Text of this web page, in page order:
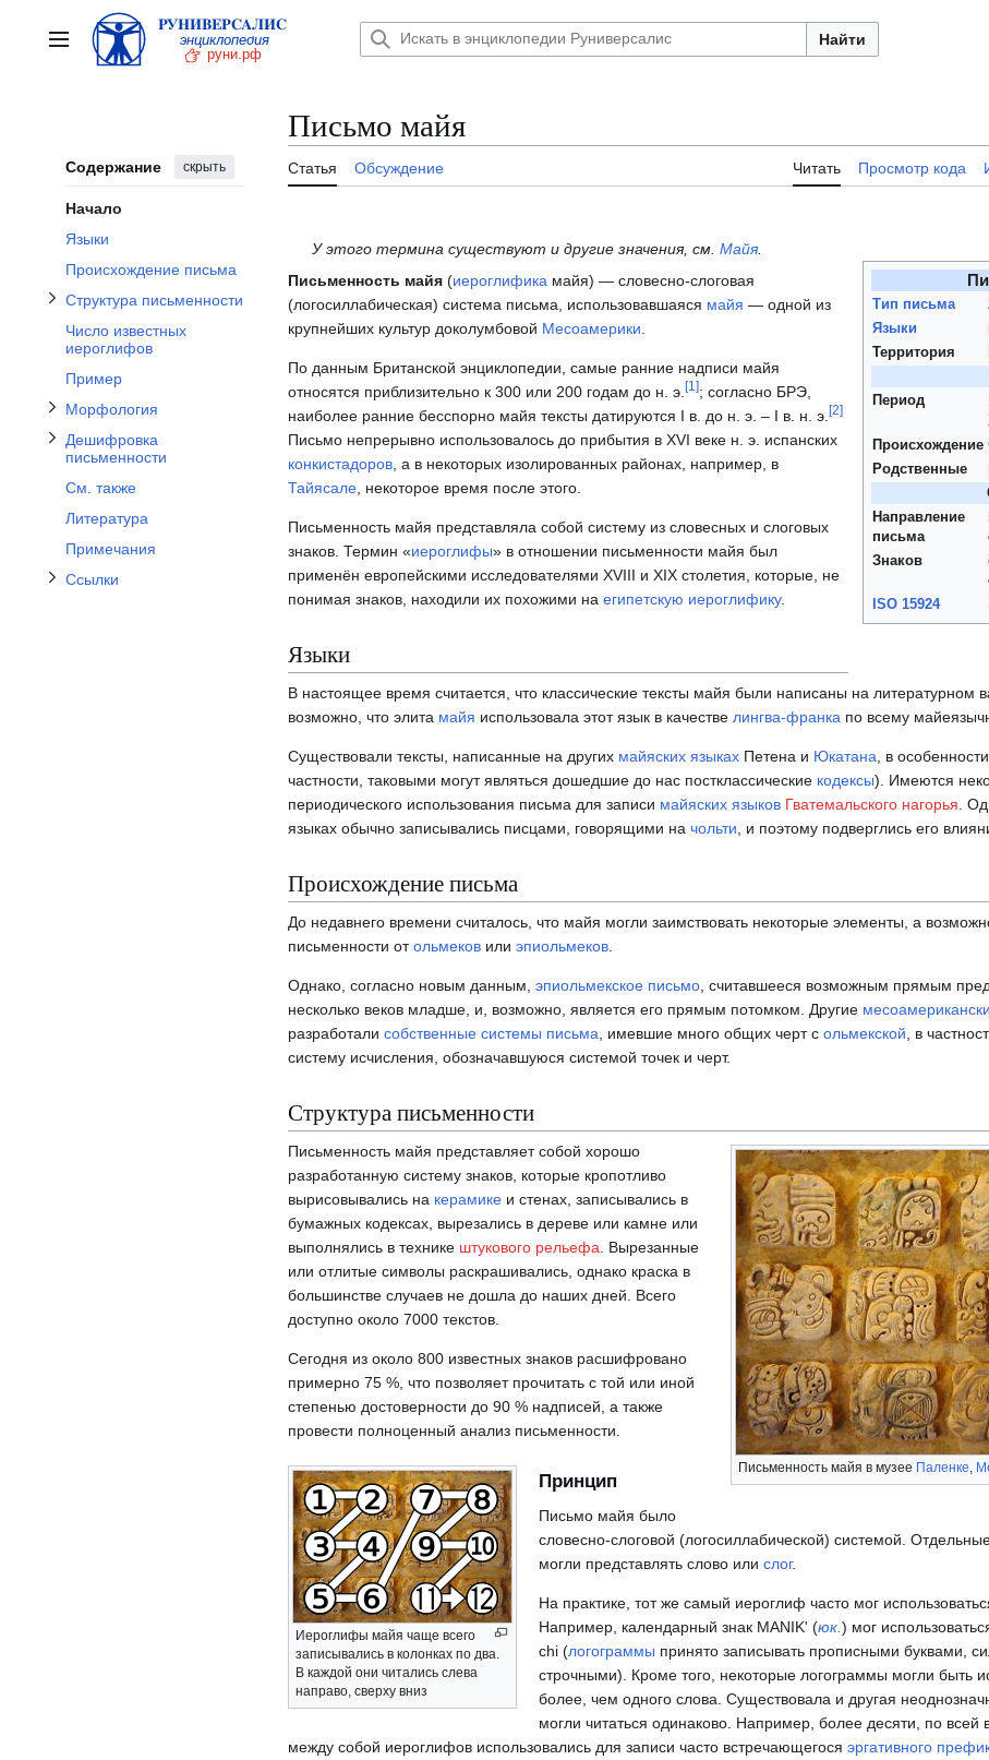
содержаниюГлавное меню Найти
Содержание скрыть
Начало
Языки
Происхождение письма
Структура письменности
Отобразить/Скрыть подраздел Структура письменности
Число известных
иероглифов
Пример
Морфология
Отобразить/Скрыть подраздел Морфология
Дешифровка
письменности
Отобразить/Скрыть подраздел Дешифровка письменности
См. также
Литература
Примечания
Ссылки
Отобразить/Скрыть подраздел Ссылки
Письмо майя
Статья Обсуждение Читать Просмотр кода
У этого термина существуют и другие значения, см.Майя
Тип письма
Языки
Территория
Период
Происхождение
Родственные
Направление
письма
Знаков
ISO 15924
Письменность майя (иероглифика майя) — словесно-слоговая
(логосиллабическая) система письма, использовавшаяся майя — одной из
крупнейших культур доколумбовой Месоамерики
По данным Британской энциклопедии, самые ранние надписи майя
относятся приблизительно к 300 или 200 годам до н. э. [1]; согласно БРЭ,
наиболее ран­ние бес­спор­но майя тек­сты да­ти­ру­ют­ся I в. до н. э. – I в. н. э. [2]
Письмо непрерывно использовалось до прибытия в XVI веке н. э. испанских
конкистадоров , а в некоторых изолированных районах, например, в
Тайясале , некоторое время после этого.
Письменность майя представляла собой систему из словесных и слоговых
знаков. Термин «иероглифы» в отношении письменности майя был
применён европейскими исследователями XVIII и XIX столетия, которые, не
понимая знаков, находили их похожими на египетскую иероглифику.
Языки
В настоящее время считается, что классические тексты майя были написаны на литературном
возможно, что элита майя использовала этот язык в качестве лингва-франка по всему
Существовали тексты, написанные на других майяских языках Петена и Юкатана , в
частности, таковыми могут являться дошедшие до нас постклассические кодексы). Имеются
периодического использования письма для записи майяских языков Гватемальского нагорья .
языках обычно записывались писцами, говорящими на чольти , и поэтому подверглись его
Происхождение письма
До недавнего времени считалось, что майя могли заимствовать некоторые элементы, а
письменности отольмеков или эпиольмеков
Однако, согласно новым данным, эпиольмекское письмо , считавшееся возможным прямым
несколько веков младше, и, возможно, является его прямым потомком. Другие
разработали собственные системы письма , имевшие много общих черт с ольмекской , в
систему исчисления, обозначавшуюся системой точек и черт.
Структура письменности
Письменность майя в музее Паленке,
Письменность майя представляет собой хорошо
разработанную систему знаков, которые кропотливо
вырисовывались на керамике и стенах, записывались в
бумажных кодексах, вырезались в дереве или камне или
выполнялись в технике штукового рельефа. Вырезанные
или отлитые символы раскрашивались, однако краска в
большинстве случаев не дошла до наших дней. Всего
доступно около 7000 текстов.
Сегодня из около 800 известных знаков расшифровано
примерно 75 %, что позволяет прочитать с той или иной
степенью достоверности до 90 % надписей, а также
провести полноценный анализ письменности.
Иероглифы майя чаще всего
записывались в колонках по два.
В каждой они читались слева
направо, сверху вниз
Принцип
Письмо майя было
словесно-слоговой (логосиллабической) системой.
могли представлять слово или слог.
На практике, тот же самый иероглиф часто мог
Например, календарный знак MANIK' (юк. ) мог
chi (логограммы принято записывать прописными буквами,
строчными). Кроме того, некоторые логограммы могли быть
более, чем одного слова. Существовала и другая
могли читаться одинаково. Например, более десяти, по всей
между собой иероглифов использовались для записи часто встречающегося эргативного